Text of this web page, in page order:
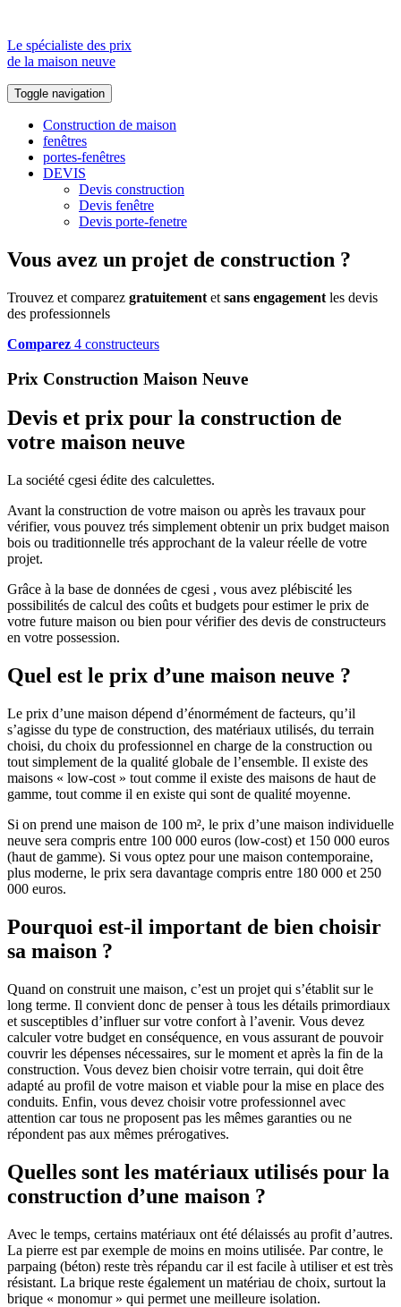
Le spécialiste des prix
de la maison neuve
Toggle navigation
Construction de maison
fenêtres
portes-fenêtres
DEVIS
Devis construction
Devis fenêtre
Devis porte-fenetre
Vous avez un projet de construction ?
Trouvez et comparez gratuitement et sans engagement les devis
des professionnels
Comparez 4 constructeurs
Prix Construction Maison Neuve
Devis et prix pour la construction de
votre maison neuve
La société cgesi édite des calculettes.
Avant la construction de votre maison ou après les travaux pour
vérifier, vous pouvez trés simplement obtenir un prix budget maison
bois ou traditionnelle trés approchant de la valeur réelle de votre
projet.
Grâce à la base de données de cgesi , vous avez plébiscité les
possibilités de calcul des coûts et budgets pour estimer le prix de
votre future maison ou bien pour vérifier des devis de constructeurs
en votre possession.
Quel est le prix d’une maison neuve ?
Le prix d’une maison dépend d’énormément de facteurs, qu’il
s’agisse du type de construction, des matériaux utilisés, du terrain
choisi, du choix du professionnel en charge de la construction ou
tout simplement de la qualité globale de l’ensemble. Il existe des
maisons « low-cost » tout comme il existe des maisons de haut de
gamme, tout comme il en existe qui sont de qualité moyenne.
Si on prend une maison de 100 m², le prix d’une maison individuelle
neuve sera compris entre 100 000 euros (low-cost) et 150 000 euros
(haut de gamme). Si vous optez pour une maison contemporaine,
plus moderne, le prix sera davantage compris entre 180 000 et 250
000 euros.
Pourquoi est-il important de bien choisir
sa maison ?
Quand on construit une maison, c’est un projet qui s’établit sur le
long terme. Il convient donc de penser à tous les détails primordiaux
et susceptibles d’influer sur votre confort à l’avenir. Vous devez
calculer votre budget en conséquence, en vous assurant de pouvoir
couvrir les dépenses nécessaires, sur le moment et après la fin de la
construction. Vous devez bien choisir votre terrain, qui doit être
adapté au profil de votre maison et viable pour la mise en place des
conduits. Enfin, vous devez choisir votre professionnel avec
attention car tous ne proposent pas les mêmes garanties ou ne
répondent pas aux mêmes prérogatives.
Quelles sont les matériaux utilisés pour la
construction d’une maison ?
Avec le temps, certains matériaux ont été délaissés au profit d’autres.
La pierre est par exemple de moins en moins utilisée. Par contre, le
parpaing (béton) reste très répandu car il est facile à utiliser et est très
résistant. La brique reste également un matériau de choix, surtout la
brique « monomur » qui permet une meilleure isolation.